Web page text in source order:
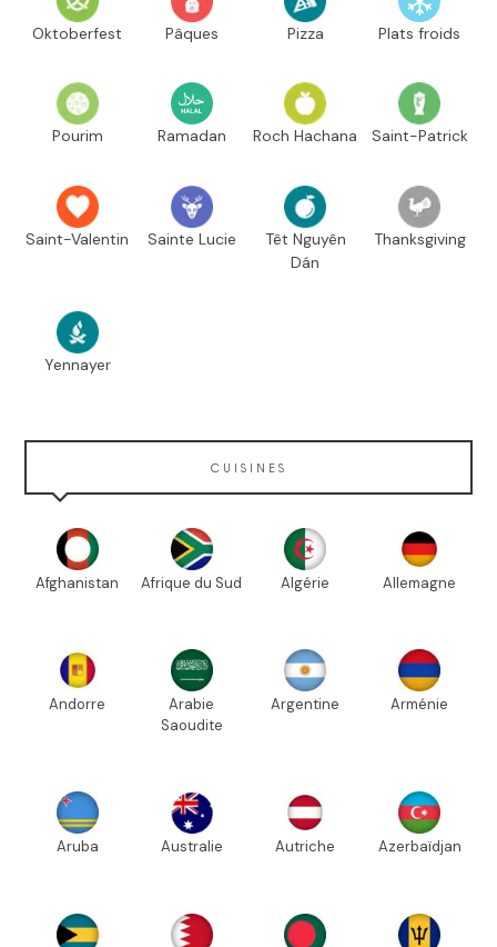
Oktoberfest Pâques Pizza Plats froids
Pourim Ramadan Roch Hachana Saint-Patrick
Saint-Valentin Sainte Lucie
Têt Nguyên
Dán
Thanksgiving
Yennayer
CUISINES
Afghanistan Afrique du Sud Algérie Allemagne
Andorre
Arabie
Saoudite
Argentine Arménie
Aruba Australie Autriche Azerbaïdjan